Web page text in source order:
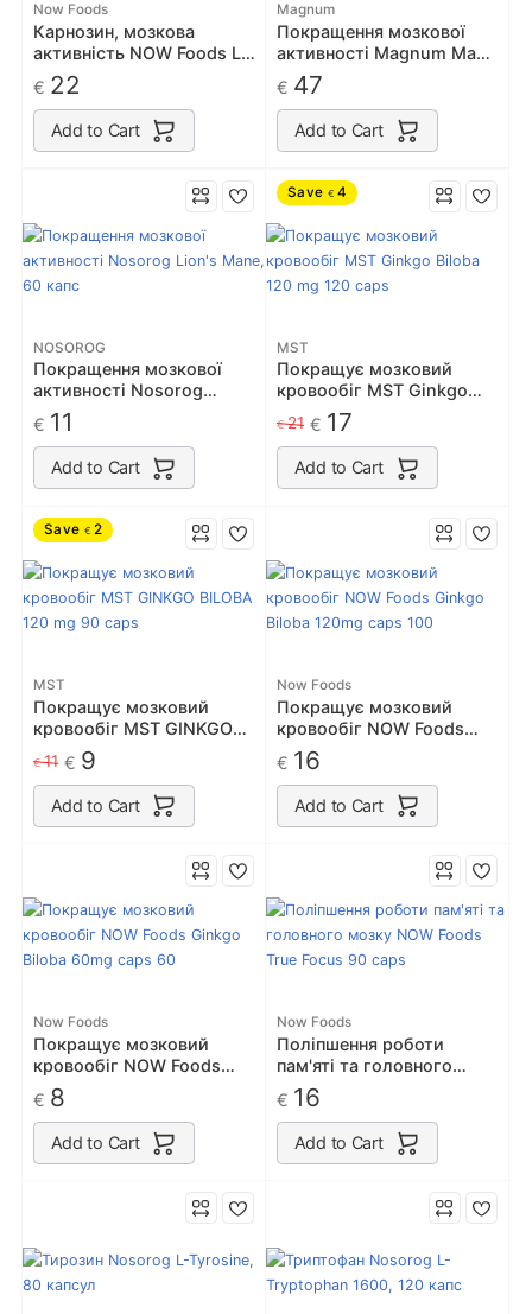
Now Foods
Карнозин, мозкова
активність NOW Foods L-
Carnosine 500mg 50 caps
€ 22
Add to Cart
Magnum
Покращення мозкової
активності Magnum Mane
Brain 60 капс / 30 порцій
ноотроп
€ 47
Add to Cart
NOSOROG
Покращення мозкової
активності Nosorog
Lion's Mane, 60 капс
€ 11
Add to Cart
Save € 4
MST
Покращує мозковий
кровообіг MST Ginkgo
Biloba 120 mg 120 caps
€21 € 17
Add to Cart
Save € 2
MST
Покращує мозковий
кровообіг MST GINKGO
BILOBA 120 mg 90 caps
€11 € 9
Add to Cart
Now Foods
Покращує мозковий
кровообіг NOW Foods
Ginkgo Biloba 120mg caps
100
€ 16
Add to Cart
Now Foods
Покращує мозковий
кровообіг NOW Foods
Ginkgo Biloba 60mg caps
60
€ 8
Add to Cart
Now Foods
Поліпшення роботи
пам'яті та головного
мозку NOW Foods True
Focus 90 caps
€ 16
Add to Cart